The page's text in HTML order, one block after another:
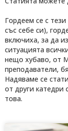
Гордеем се с
със себе си),
включиха, за да
ситуацията
нещо хубаво, от
преподаватели,
Надяваме се
от други катедри
това.